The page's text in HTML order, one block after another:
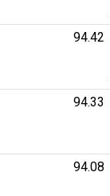
94.42
94.33
94.08